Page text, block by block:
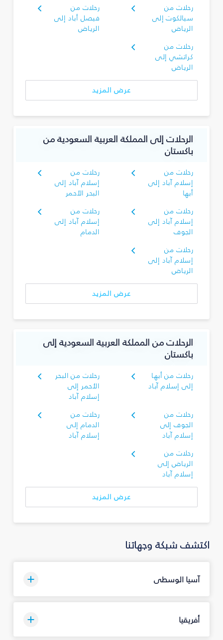
رحلات من
سيالكوت إلى
الرياض
رحلات من
فيصل أباد إلى
الرياض
رحلات من
كراتشي إلى
الرياض
عرض المزيد
الرحلات إلى المملكة العربية السعودية من
باكستان
رحلات من
إسلام آباد إلى
أبها
رحلات من
إسلام آباد إلى
البحر الأحمر
رحلات من
إسلام آباد إلى
الجوف
رحلات من
إسلام آباد إلى
الدمام
رحلات من
إسلام آباد إلى
الرياض
عرض المزيد
الرحلات من المملكة العربية السعودية إلى
باكستان
رحلات من أبها
إلى إسلام آباد
رحلات من البحر
الأحمر إلى
إسلام آباد
رحلات من
الجوف إلى
إسلام آباد
رحلات من
الدمام إلى
إسلام آباد
رحلات من
الرياض إلى
إسلام آباد
عرض المزيد
اكتشف شبكة وجهاتنا
آسيا الوسطى
أفريقيا